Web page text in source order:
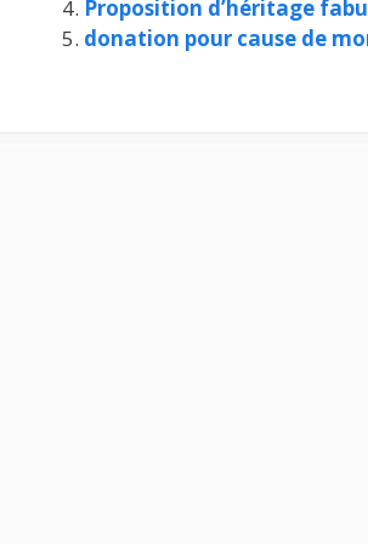
Proposition d’héritage
donation pour cause de